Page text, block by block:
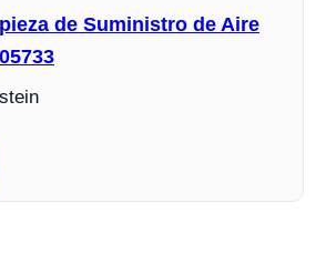
de Suministro de Aire